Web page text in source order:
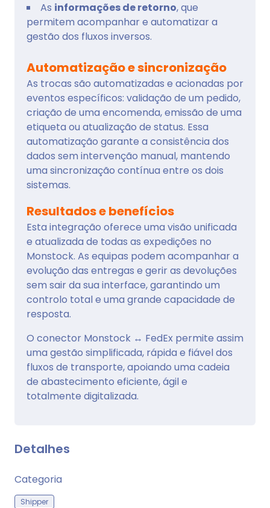
As informações de retorno, que
permitem acompanhar e automatizar a
gestão dos fluxos inversos.
Automatização e sincronização
As trocas são automatizadas e acionadas por
eventos específicos: validação de um pedido,
criação de uma encomenda, emissão de uma
etiqueta ou atualização de status. Essa
automatização garante a consistência dos
dados sem intervenção manual, mantendo
uma sincronização contínua entre os dois
sistemas.
Resultados e benefícios
Esta integração oferece uma visão unificada
e atualizada de todas as expedições no
Monstock. As equipas podem acompanhar a
evolução das entregas e gerir as devoluções
sem sair da sua interface, garantindo um
controlo total e uma grande capacidade de
resposta.
O conector Monstock ↔ FedEx permite assim
uma gestão simplificada, rápida e fiável dos
fluxos de transporte, apoiando uma cadeia
de abastecimento eficiente, ágil e
totalmente digitalizada.
Detalhes
Categoria
Shipper